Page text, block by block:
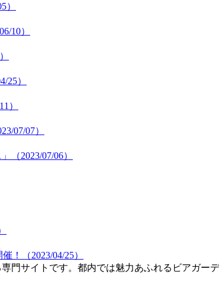
）
10）
25）
）
07/07）
（2023/07/06）
！（2023/04/25）
サイトです。都内では魅力あふれるビアガー